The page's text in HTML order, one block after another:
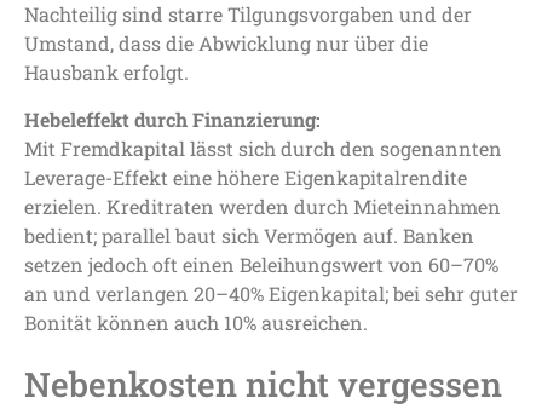
Nachteilig sind starre Tilgungsvorgaben und der
Umstand, dass die Abwicklung nur über die
Hausbank erfolgt.
Hebeleffekt durch Finanzierung:
Mit Fremdkapital lässt sich durch den sogenannten
Leverage-Effekt eine höhere Eigenkapitalrendite
erzielen. Kreditraten werden durch Mieteinnahmen
bedient; parallel baut sich Vermögen auf. Banken
setzen jedoch oft einen Beleihungswert von 60–70%
an und verlangen 20–40% Eigenkapital; bei sehr guter
Bonität können auch 10% ausreichen.
Nebenkosten nicht vergessen